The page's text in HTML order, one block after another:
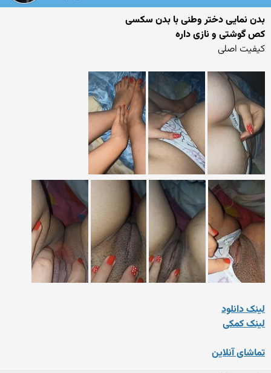
بدن نمایی دختر وطنی با بدن سکسی
کص گوشتی و نازی داره
کیفیت اصلی
لینک دانلود
لینک کمکی
تماشای آنلاین